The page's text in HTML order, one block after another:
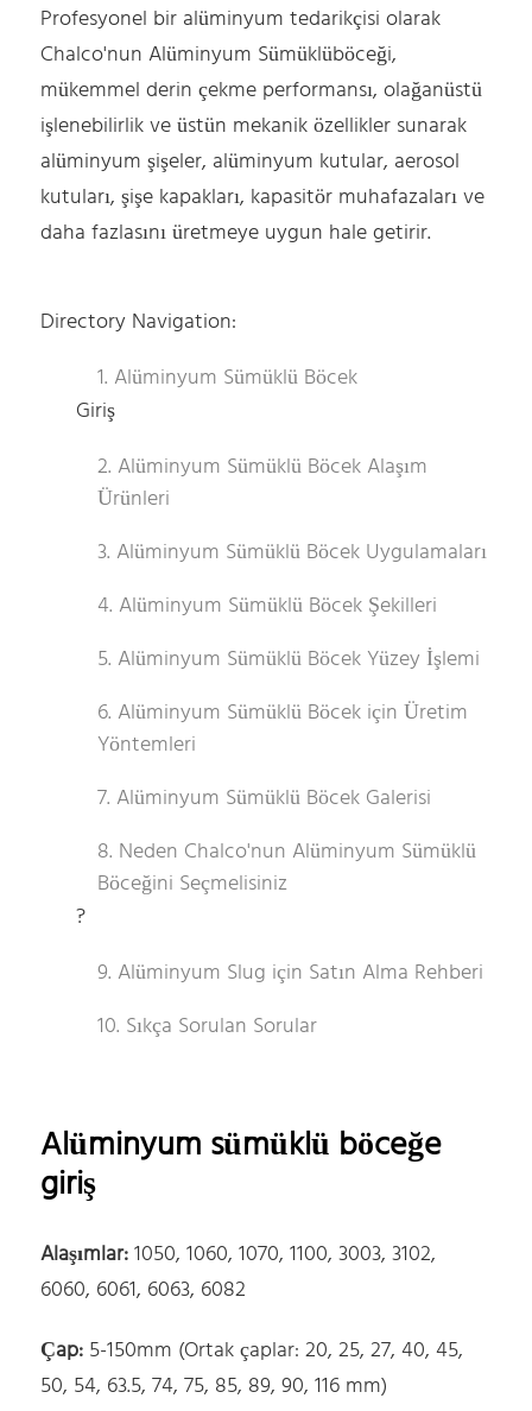
Profesyonel bir alüminyum tedarikçisi olarak
Chalco'nun Alüminyum Sümüklüböceği,
mükemmel derin çekme performansı, olağanüstü
işlenebilirlik ve üstün mekanik özellikler sunarak
alüminyum şişeler, alüminyum kutular, aerosol
kutuları, şişe kapakları, kapasitör muhafazaları ve
daha fazlasını üretmeye uygun hale getirir.
Directory Navigation:
1. Alüminyum Sümüklü Böcek
Giriş
2. Alüminyum Sümüklü Böcek Alaşım
Ürünleri
3. Alüminyum Sümüklü Böcek Uygulamaları
4. Alüminyum Sümüklü Böcek Şekilleri
5. Alüminyum Sümüklü Böcek Yüzey İşlemi
6. Alüminyum Sümüklü Böcek için Üretim
Yöntemleri
7. Alüminyum Sümüklü Böcek Galerisi
8. Neden Chalco'nun Alüminyum Sümüklü
Böceğini Seçmelisiniz
?
9. Alüminyum Slug için Satın Alma Rehberi
10. Sıkça Sorulan Sorular
Alüminyum sümüklü böceğe
giriş
Alaşımlar:1050, 1060, 1070, 1100, 3003, 3102,
6060, 6061, 6063, 6082
Çap: 5-150mm (Ortak çaplar: 20, 25, 27, 40, 45,
50, 54, 63.5, 74, 75, 85, 89, 90, 116 mm)